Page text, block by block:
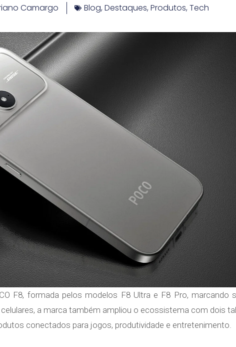
Camargo Blog,Destaques,Produtos,Tech
F8, formada pelos modelos F8 Ultra e F8 Pro, marcando
a marca também ampliou o ecossistema com dois
conectados para jogos, produtividade e entretenimento.